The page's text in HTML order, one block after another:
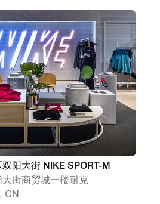
阳大街 NIKE SPORT-M
街商贸城一楼耐克
CN